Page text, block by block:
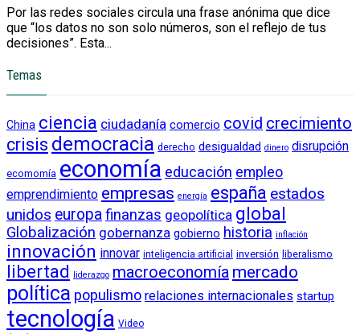
Por las redes sociales circula una frase anónima que dice
que “los datos no son solo números, son el reflejo de tus
decisiones”. Esta...
Temas
China ciencia ciudadanía comercio covid crecimiento
crisis democracia derecho desigualdad dinero disrupción
ecomomía economía educación empleo
emprendimiento empresas energía españa estados
unidos europafinanzas geopolítica global
Globalización gobernanza gobierno historia inflación
innovación innovar inteligencia artificial inversión liberalismo
libertad liderazgo macroeconomía mercado
política populismo relaciones internacionales startup
tecnología Video